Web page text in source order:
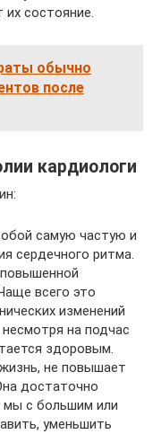
состояние.
обычно
после
кардиологи
самую частую и
сердечного ритма.
всего это
изменений
на подчас
здоровым.
не повышает
достаточно
мы с большим или
уменьшить